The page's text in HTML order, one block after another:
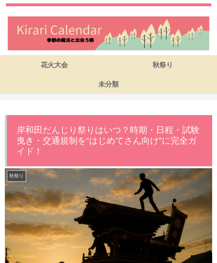
花火大会 秋祭り
未分類
岸和田だんじり祭りはいつ？時期・日程・試験
曳き・交通規制を“はじめてさん向け”に完全ガ
イド！
秋祭り